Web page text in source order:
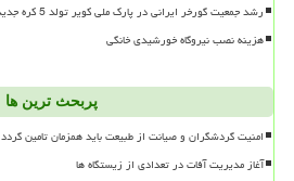
رشد جمعیت گورخر ایرانی در پارک ملی کویر تولد 5 کره جدید در گرمسار
هزینه نصب نیروگاه خورشیدی خانگی
پربحث ترین ها
امنیت گردشگران و صیانت از طبیعت باید همزمان تامین گردد
آغاز مدیریت آفات در تعدادی از زیستگاه ها